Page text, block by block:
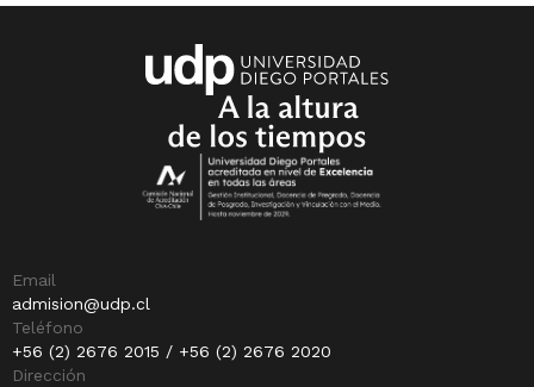
Email
admision@udp.cl
Teléfono
+56 (2) 2676 2015 / +56 (2) 2676 2020
Dirección